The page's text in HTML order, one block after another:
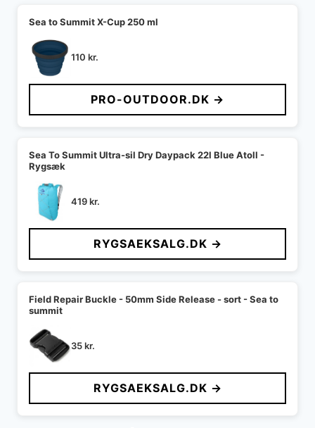
Sea to Summit X-Cup 250 ml
110 kr.
PRO-OUTDOOR.DK →
Sea To Summit Ultra-sil Dry Daypack 22l Blue Atoll -
Rygsæk
419kr.
RYGSAEKSALG.DK →
Field Repair Buckle - 50mm Side Release - sort - Sea to
summit
35kr.
RYGSAEKSALG.DK →